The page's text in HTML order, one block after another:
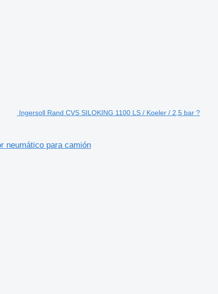
Ingersoll Rand CVS SILOKING 1100 LS / Koeler / 2,5 bar ?
neumático para camión